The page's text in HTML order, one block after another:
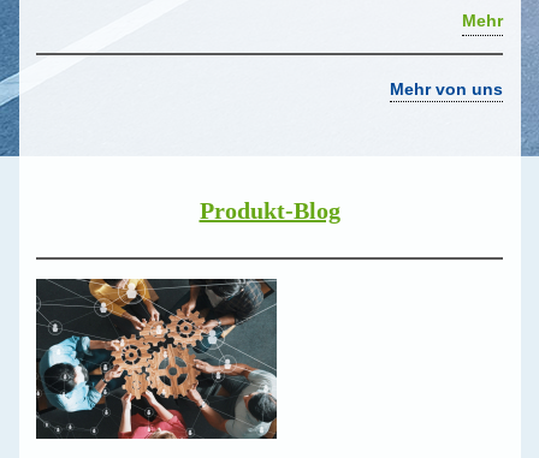
Mehr
Mehr von uns
Produkt-Blog